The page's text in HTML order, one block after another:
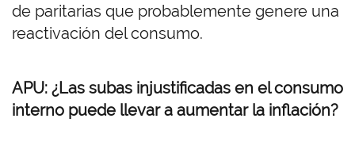
de paritarias que probablemente genere una
reactivación del consumo.
APU: ¿Las subas injustificadas en el consumo
interno puede llevar a aumentar la inflación?